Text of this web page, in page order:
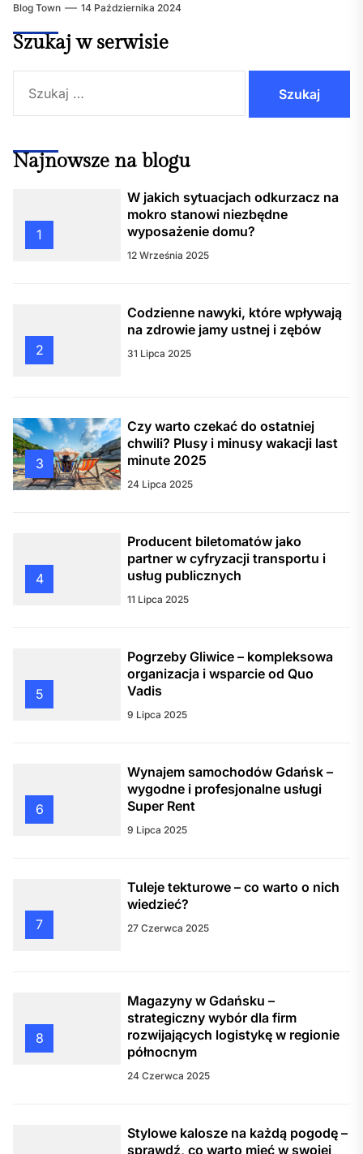
Blog Town 14 Października 2024
Szukaj w serwisie
Najnowsze na blogu
1
W jakich sytuacjach odkurzacz na
mokro stanowi niezbędne
wyposażenie domu?
12 Września 2025
2
Codzienne nawyki, które wpływają
na zdrowie jamy ustnej i zębów
31 Lipca 2025
3
Czy warto czekać do ostatniej
chwili? Plusy i minusy wakacji last
minute 2025
24 Lipca 2025
4
Producent biletomatów jako
partner w cyfryzacji transportu i
usług publicznych
11 Lipca 2025
5
Pogrzeby Gliwice – kompleksowa
organizacja i wsparcie od Quo
Vadis
9 Lipca 2025
6
Wynajem samochodów Gdańsk –
wygodne i profesjonalne usługi
Super Rent
9 Lipca 2025
7
Tuleje tekturowe – co warto o nich
wiedzieć?
27 Czerwca 2025
8
Magazyny w Gdańsku –
strategiczny wybór dla firm
rozwijających logistykę w regionie
północnym
24 Czerwca 2025
Stylowe kalosze na każdą pogodę –
sprawdź, co warto mieć w swojej